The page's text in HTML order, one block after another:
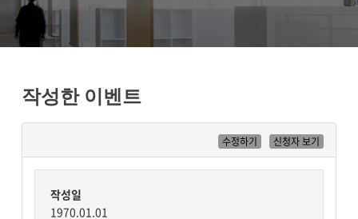
작성한 이벤트
수정하기 신청자 보기
작성일
1970.01.01